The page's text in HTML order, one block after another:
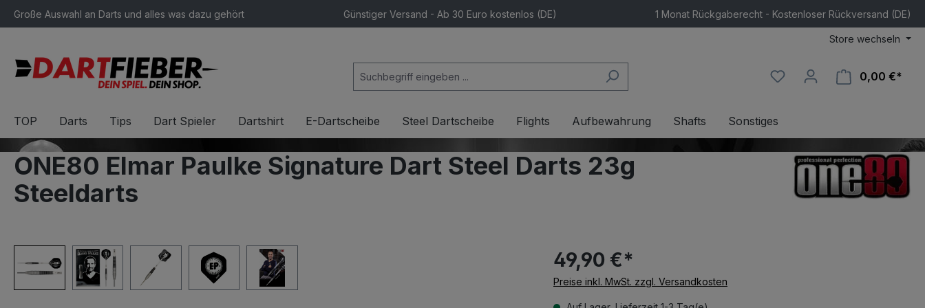
Zur Hauptnavigation springen
Große Auswahl an Darts und alles was dazu gehört Günstiger Versand - Ab 30 Euro kostenlos (DE) 1 Monat Rückgaberecht - Kostenloser Rückversand (DE)
Store wechseln
0,00 €*
TOP Darts Tips Dart Spieler Dartshirt E-Dartscheibe Steel Dartscheibe Flights Aufbewahrung Shafts Sonstiges
ONE80 Elmar Paulke Signature Dart Steel Darts 23g
Steeldarts
Bildergalerie überspringen 49,90 €*
Preise inkl. MwSt. zzgl. Versandkosten